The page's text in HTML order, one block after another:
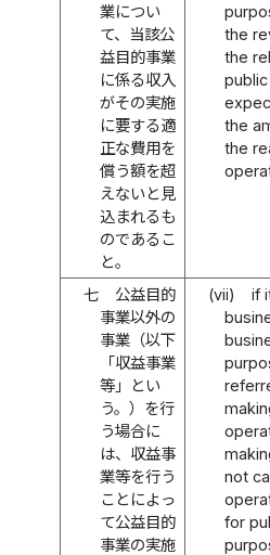
業につい
て、当該公
益目的事業
に係る収入
がその実施
に要する適
正な費用を
償う額を超
えないと見
込まれるも
のであるこ
と。
the
the
the
the
七
公益目的
事業以外の
事業（以下
「収益事業
等」とい
う。）を行
う場合に
は、収益事
業等を行う
ことによっ
て公益目的
事業の実施
(vii)
if
not
for